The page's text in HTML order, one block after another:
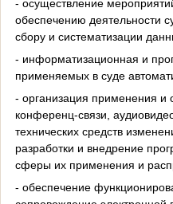
- осуществление
обеспечению деятельности
сбору и систематизации
- информатизационная и
применяемых в суде
- организация применения и
конференц-связи,
технических средств
разработки и внедрение
сферы их применения и
- обеспечение